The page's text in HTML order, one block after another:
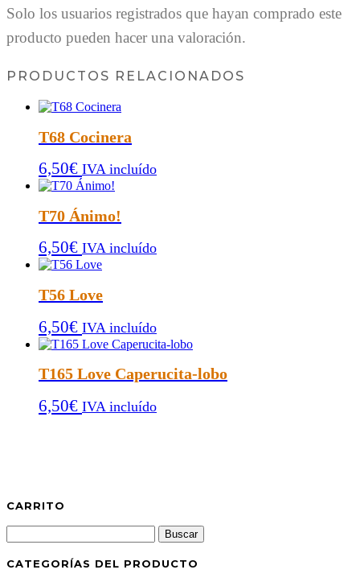
Solo los usuarios registrados que hayan comprado este
producto pueden hacer una valoración.
PRODUCTOS RELACIONADOS
T68 Cocinera
6,50€ IVA incluído
T70 Ánimo!
6,50€ IVA incluído
T56 Love
6,50€ IVA incluído
T165 Love Caperucita-lobo
6,50€ IVA incluído
CARRITO
CATEGORÍAS DEL PRODUCTO